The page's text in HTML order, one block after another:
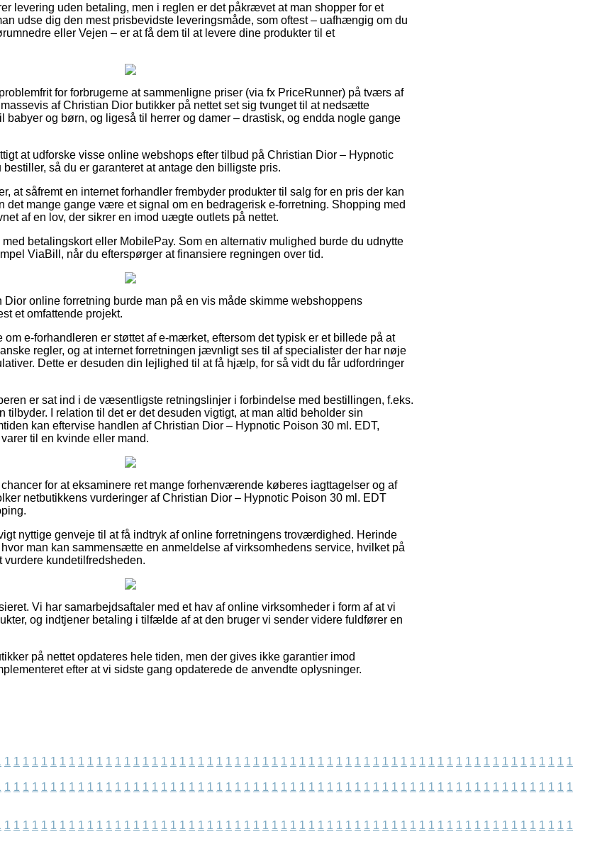
levering uden betaling, men i reglen er det påkrævet at man shopper for et
udse dig den mest prisbevidste leveringsmåde, som oftest – uafhængig om du
eller Vejen – er at få dem til at levere dine produkter til et
for forbrugerne at sammenligne priser (via fx PriceRunner) på tværs af
af Christian Dior butikker på nettet set sig tvunget til at nedsætte
babyer og børn, og ligeså til herrer og damer – drastisk, og endda nogle gange
at udforske visse online webshops efter tilbud på Christian Dior – Hypnotic
så du er garanteret at antage den billigste pris.
at såfremt en internet forhandler frembyder produkter til salg for en pris der kan
det mange gange være et signal om en bedragerisk e-forretning. Shopping med
af en lov, der sikrer en imod uægte outlets på nettet.
betalingskort eller MobilePay. Som en alternativ mulighed burde du udnytte
ViaBill, når du efterspørger at finansiere regningen over tid.
online forretning burde man på en vis måde skimme webshoppens
et omfattende projekt.
om e-forhandleren er støttet af e-mærket, eftersom det typisk er et billede på at
regler, og at internet forretningen jævnligt ses til af specialister der har nøje
Dette er desuden din lejlighed til at få hjælp, for så vidt du får udfordringer
er sat ind i de væsentligste retningslinjer i forbindelse med bestillingen, f.eks.
tilbyder. I relation til det er det desuden vigtigt, at man altid beholder sin
kan eftervise handlen af Christian Dior – Hypnotic Poison 30 ml. EDT,
til en kvinde eller mand.
for at eksaminere ret mange forhenværende køberes iagttagelser og af
netbutikkens vurderinger af Christian Dior – Hypnotic Poison 30 ml. EDT
nyttige genveje til at få indtryk af online forretningens troværdighed. Herinde
man kan sammensætte en anmeldelse af virksomhedens service, hvilket på
vurdere kundetilfredsheden.
Vi har samarbejdsaftaler med et hav af online virksomheder i form af at vi
og indtjener betaling i tilfælde af at den bruger vi sender videre fuldfører en
på nettet opdateres hele tiden, men der gives ikke garantier imod
efter at vi sidste gang opdaterede de anvendte oplysninger.
1 1 1 1 1 1 1 1 1 1 1 1 1 1 1 1 1 1 1 1 1 1 1 1 1 1 1 1 1 1 1 1 1 1 1 1 1 1 1 1 1 1 1 1 1 1 1 1 1 1 1 1 1 1 1 1 1 1 1 1 1 1
1 1 1 1 1 1 1 1 1 1 1 1 1 1 1 1 1 1 1 1 1 1 1 1 1 1 1 1 1 1 1 1 1 1 1 1 1 1 1 1 1 1 1 1 1 1 1 1 1 1 1 1 1 1 1 1 1 1 1 1 1 1
1 1 1 1 1 1 1 1 1 1 1 1 1 1 1 1 1 1 1 1 1 1 1 1 1 1 1 1 1 1 1 1 1 1 1 1 1 1 1 1 1 1 1 1 1 1 1 1 1 1 1 1 1 1 1 1 1 1 1 1 1 1